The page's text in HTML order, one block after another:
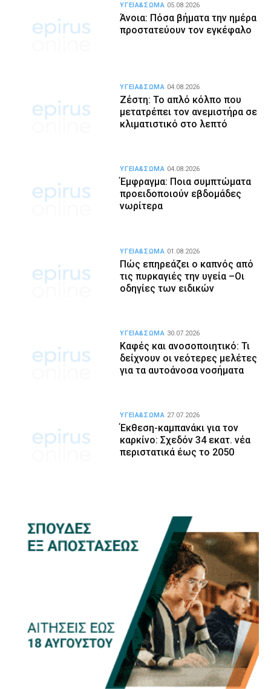
Άνοια: Πόσα βήματα την ημέρα
προστατεύουν τον εγκέφαλο
ΥΓΕΙΑ&ΣΩΜΑ 05.08.2026
Ζέστη: Το απλό κόλπο που
μετατρέπει τον ανεμιστήρα σε
κλιματιστικό στο λεπτό
ΥΓΕΙΑ&ΣΩΜΑ 04.08.2026
Έμφραγμα: Ποια συμπτώματα
προειδοποιούν εβδομάδες
νωρίτερα
ΥΓΕΙΑ&ΣΩΜΑ 04.08.2026
Πώς επηρεάζει ο καπνός από
τις πυρκαγιές την υγεία –Οι
οδηγίες των ειδικών
ΥΓΕΙΑ&ΣΩΜΑ 01.08.2026
Καφές και ανοσοποιητικό: Τι
δείχνουν οι νεότερες μελέτες
για τα αυτοάνοσα νοσήματα
ΥΓΕΙΑ&ΣΩΜΑ 30.07.2026
Έκθεση-καμπανάκι για τον
καρκίνο: Σχεδόν 34 εκατ. νέα
περιστατικά έως το 2050
ΥΓΕΙΑ&ΣΩΜΑ 27.07.2026